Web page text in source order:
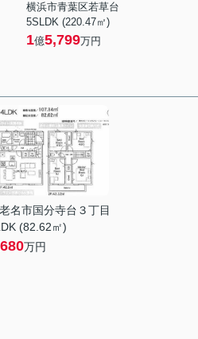
横浜市青葉区若草台
5SLDK (220.47㎡)
1億5,799万円
名市国分寺台３丁目
(82.62㎡)
万円